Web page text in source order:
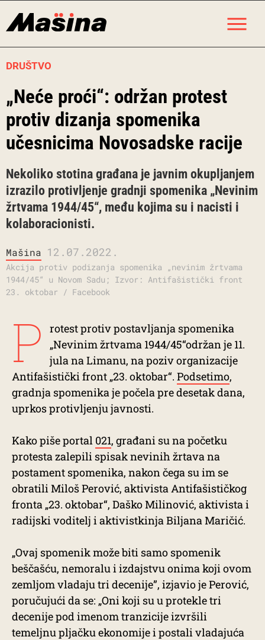
DRUŠTVO
„Neće proći“: održan protest
protiv dizanja spomenika
učesnicima Novosadske racije
Nekoliko stotina građana je javnim okupljanjem
izrazilo protivljenje gradnji spomenika „Nevinim
žrtvama 1944/45“, među kojima su i nacisti i
kolaboracionisti.
Mašina 12.07.2022.
Akcija protiv podizanja spomenika „nevinim žrtvama
1944/45“ u Novom Sadu; Izvor: Antifašistički front
23. oktobar / Facebook
P
rotest protiv postavljanja spomenika
„Nevinim žrtvama 1944/45“održan je 11.
jula na Limanu, na poziv organizacije
Antifašistički front „23. oktobar“. Podsetimo,
gradnja spomenika je počela pre desetak dana,
uprkos protivljenju javnosti.
Kako piše portal 021, građani su na početku
protesta zalepili spisak nevinih žrtava na
postament spomenika, nakon čega su im se
obratili Miloš Perović, aktivista Antifašističkog
fronta „23. oktobar“, Daško Milinović, aktivista i
radijski voditelj i aktivistkinja Biljana Maričić.
„Ovaj spomenik može biti samo spomenik
beščašću, nemoralu i izdajstvu onima koji ovom
zemljom vladaju tri decenije”, izjavio je Perović,
poručujući da se: „Oni koji su u protekle tri
decenije pod imenom tranzicije izvršili
temeljnu pljačku ekonomije i postali vladajuća